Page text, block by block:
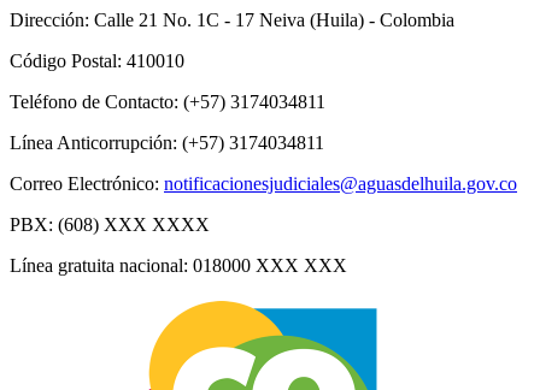
Dirección: Calle 21 No. 1C - 17 Neiva (Huila) - Colombia
Código Postal: 410010
Teléfono de Contacto: (+57) 3174034811
Línea Anticorrupción: (+57) 3174034811
Correo Electrónico: notificacionesjudiciales@aguasdelhuila.gov.co
PBX: (608) XXX XXXX
Línea gratuita nacional: 018000 XXX XXX